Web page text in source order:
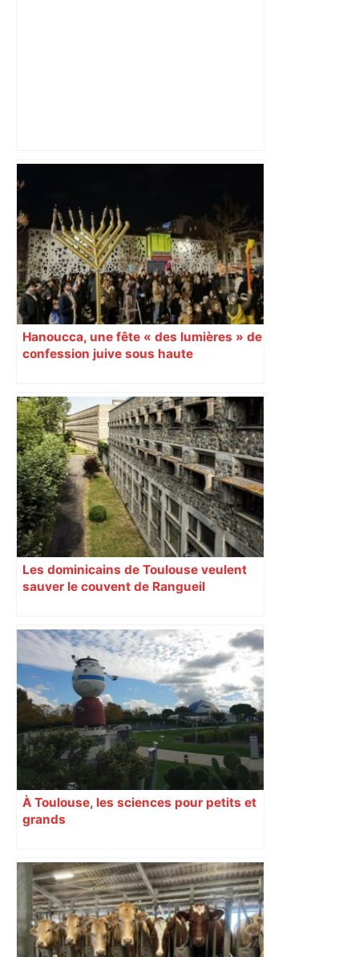
Top 14: comment Perpignan a une
nouvelle fois fait tomber Toulouse? –
RMC Sport
Hanoucca, une fête « des lumières » de
confession juive sous haute
Labège, près de Toulouse
Les dominicains de Toulouse veulent
sauver le couvent de Rangueil
À Toulouse, les sciences pour petits et
grands